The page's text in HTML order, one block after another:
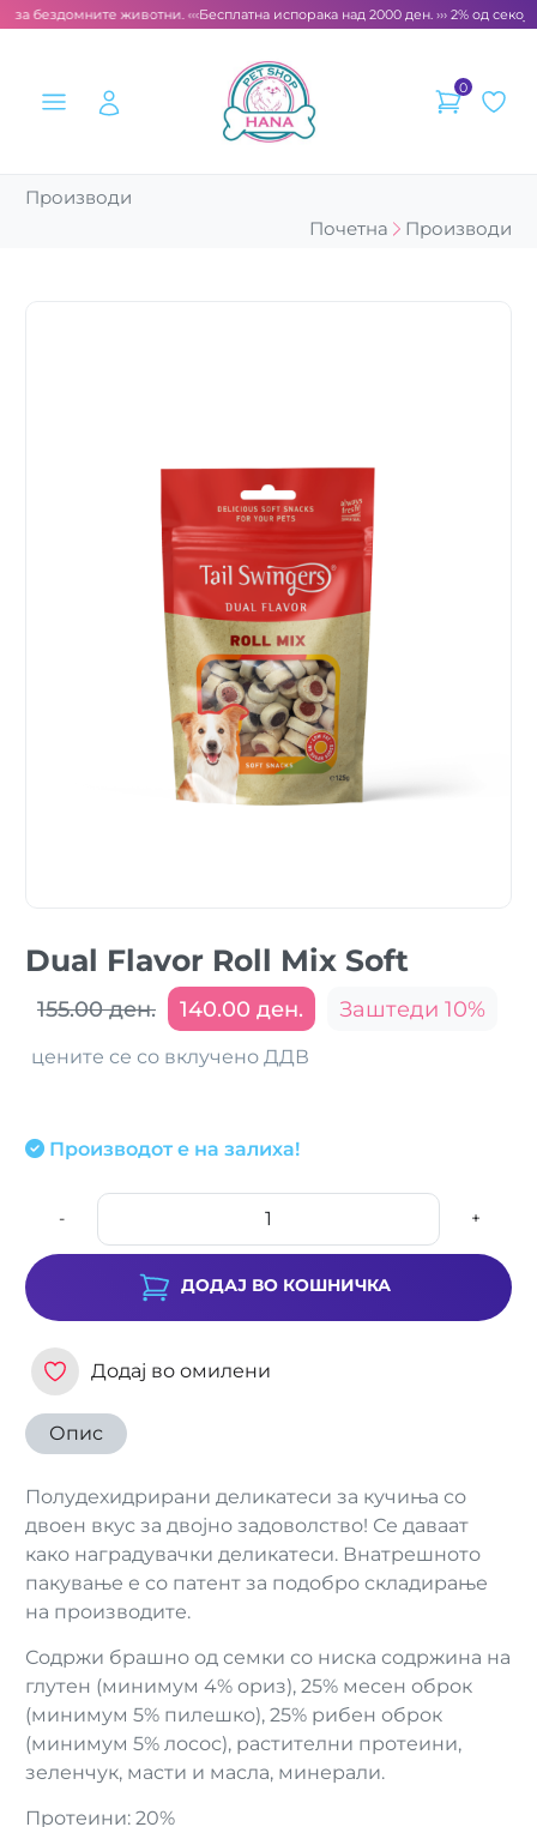
за бездомните животни. ‹‹‹Бесплатна испорака над 2000 ден. ››› 2% од
0
Производи
Почетна
Производи
Dual Flavor Roll Mix Soft
155.00 ден. 140.00 ден. Заштеди 10%
цените се со вклучено ДДВ
Производот е на залиха!
- +
ДОДАЈ ВО КОШНИЧКА
Додај во омилени
Опис
Полудехидрирани деликатеси за кучиња со
двоен вкус за двојно задоволство! Се даваат
како наградувачки деликатеси. Внатрешното
пакување е со патент за подобро складирање
на производите.
Содржи брашно од семки со ниска содржина на
глутен (минимум 4% ориз), 25% месен оброк
(минимум 5% пилешко), 25% рибен оброк
(минимум 5% лосос), растителни протеини,
зеленчук, масти и масла, минерали.
Протеини: 20%